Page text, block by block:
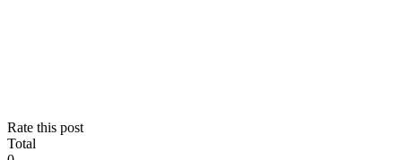
Rate this post
Total